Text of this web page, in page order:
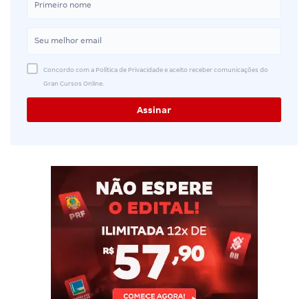
Concordo com a Política de Privacidade e aceito receber comunicações do
Gran Cursos Online.